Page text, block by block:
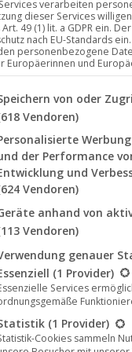
. Um auf den
unten. Bitte
werden.
verarbeiten
dieser Services
Art. 49 (1) lit. a GDPR ein.
nach EU-Standards
personenbezogene
Europäerinnen und
finden Sie
von oder
Vendoren)
der Performance
und
Vendoren)
anhand von
Vendoren)
genauer
eine Liste der
(1 Provider)
Services
(1 Provider)
Cookies sammeln